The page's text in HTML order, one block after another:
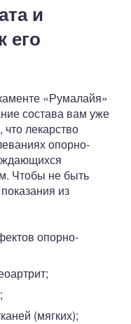
и
его
«Румалайя»
состава вам уже
лекарство
опорно-
Чтобы не быть
из
опорно-
(мягких);